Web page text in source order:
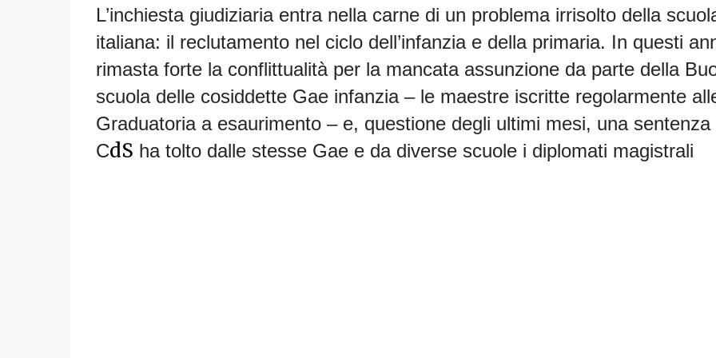
L’inchiesta giudiziaria entra nella carne di un problema irrisolto della
italiana: il reclutamento nel ciclo dell’infanzia e della primaria. In questi
rimasta forte la conflittualità per la mancata assunzione da parte della
scuola delle cosiddette Gae infanzia – le maestre iscritte regolarmente
Graduatoria a esaurimento – e, questione degli ultimi mesi, una sentenza
CdS ha tolto dalle stesse Gae e da diverse scuole i diplomati magistrali